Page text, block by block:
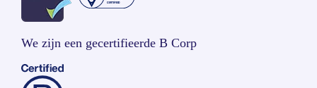
We zijn een gecertifieerde B Corp